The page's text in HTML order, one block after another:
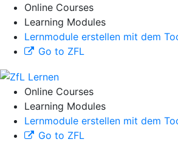
Online Courses
Learning Modules
Lernmodule erstellen mit dem
Go to ZFL
Online Courses
Learning Modules
Lernmodule erstellen mit dem
Go to ZFL